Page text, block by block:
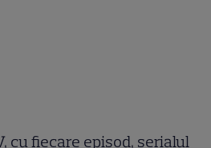
cu fiecare episod, serialul